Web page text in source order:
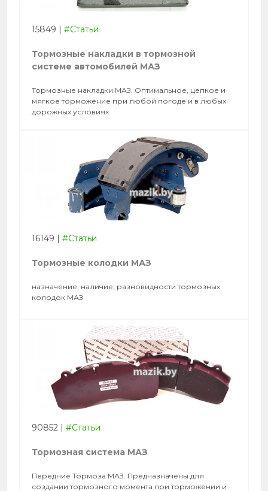
15849 | #Статьи
Тормозные накладки в тормозной
системе автомобилей МАЗ
Тормозные накладки МАЗ. Оптимальное, цепкое и
мягкое торможение при любой погоде и в любых
дорожных условиях.
16149 | #Статьи
Тормозные колодки МАЗ
назначение, наличие, разновидности тормозных
колодок МАЗ
90852 | #Статьи
Тормозная система МАЗ
Передние Тормоза МАЗ. Предназначены для
создании тормозного момента при торможении и